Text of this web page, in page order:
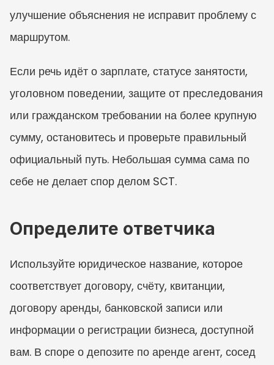
улучшение объяснения не исправит проблему с
маршрутом.
Если речь идёт о зарплате, статусе занятости,
уголовном поведении, защите от преследования
или гражданском требовании на более крупную
сумму, остановитесь и проверьте правильный
официальный путь. Небольшая сумма сама по
себе не делает спор делом SCT.
Определите ответчика
Используйте юридическое название, которое
соответствует договору, счёту, квитанции,
договору аренды, банковской записи или
информации о регистрации бизнеса, доступной
вам. В споре о депозите по аренде агент, сосед